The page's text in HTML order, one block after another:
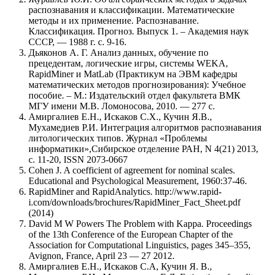
распознавания и классификации. Математические
методы и их применение. Распознавание.
Классификация. Прогноз. Выпуск 1. – Академия наук
СССР, — 1988 г. с. 9-16.
Дьяконов А. Г. Анализ данных, обучение по
прецедентам, логические игры, системы WEKA,
RapidMiner и MatLab (Практикум на ЭВМ кафедры
математических методов прогнозирования): Учебное
пособие. – М.: Издательский отдел факультета ВМК
МГУ имени М.В. Ломоносова, 2010. — 277 c.
Амиргалиев Е.Н., Искаков С.Х., Кучин Я.В.,
Мухамедиев Р.И. Интеграция алгоритмов распознавания
литологических типов. Журнал «Проблемы
информатики»,Сибирское отделение РАН, N 4(21) 2013,
c. 11-20, ISSN 2073-0667
Cohen J. A coefficient of agreement for nominal scales.
Educational and Psychological Measurement, 1960:37-46.
RapidMiner and RapidAnalytics. http://www.rapid-
i.com/downloads/brochures/RapidMiner_Fact_Sheet.pdf
(2014)
David M W Powers The Problem with Kappa. Proceedings
of the 13th Conference of the European Chapter of the
Association for Computational Linguistics, pages 345–355,
Avignon, France, April 23 — 27 2012.
Амиргалиев Е.Н., Искаков С.A, Кучин Я. В.,